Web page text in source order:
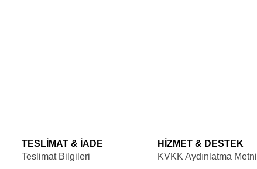
TESLİMAT & İADE
Teslimat Bilgileri
HİZMET & DESTEK
KVKK Aydınlatma Metni